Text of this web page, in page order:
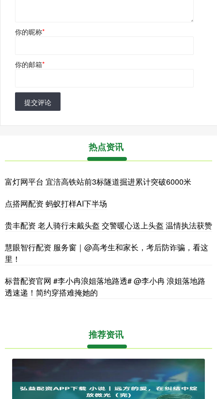
你的昵称*
你的邮箱*
提交评论
热点资讯
富灯网平台 宜涪高铁站前3标隧道掘进累计突破6000米
点搭网配资 蚂蚁打样AI下半场
贵丰配资 老人骑行未戴头盔 交警暖心送上头盔 温情执法获赞
慧眼智行配资 服务窗｜@高考生和家长，考后防诈骗，看这
里！
标普配资官网 #李小冉浪姐落地路透# @李小冉 浪姐落地路
透速递！简约穿搭难掩她的
推荐资讯